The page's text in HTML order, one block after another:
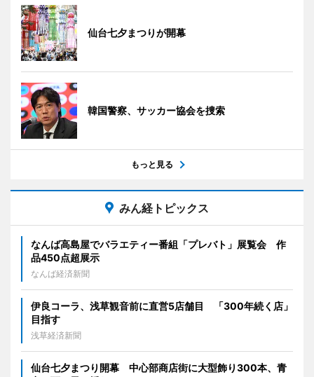
仙台七夕まつりが開幕
韓国警察、サッカー協会を捜索
もっと見る
みん経トピックス
なんば高島屋でバラエティー番組「プレバト」展覧会 作
品450点超展示
なんば経済新聞
伊良コーラ、浅草観音前に直営5店舗目 「300年続く店」
目指す
浅草経済新聞
仙台七夕まつり開幕 中心部商店街に大型飾り300本、青